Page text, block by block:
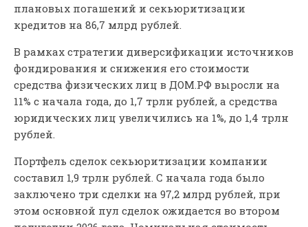
плановых погашений и секьюритизации
кредитов на 86,7 млрд рублей.
В рамках стратегии диверсификации источников
фондирования и снижения его стоимости
средства физических лиц в ДОМ.РФ выросли на
11% с начала года, до 1,7 трлн рублей, а средства
юридических лиц увеличились на 1%, до 1,4 трлн
рублей.
Портфель сделок секьюритизации компании
составил 1,9 трлн рублей. С начала года было
заключено три сделки на 97,2 млрд рублей, при
этом основной пул сделок ожидается во втором